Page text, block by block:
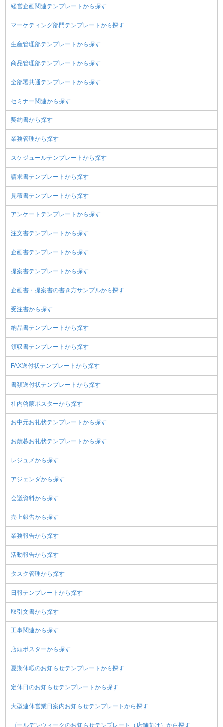
経営企画関連テンプレートから探す
マーケティング部門テンプレートから探す
生産管理部テンプレートから探す
商品管理部テンプレートから探す
全部署共通テンプレートから探す
セミナー関連から探す
契約書から探す
業務管理から探す
スケジュールテンプレートから探す
請求書テンプレートから探す
見積書テンプレートから探す
アンケートテンプレートから探す
注文書テンプレートから探す
企画書テンプレートから探す
提案書テンプレートから探す
企画書・提案書の書き方サンプルから探す
受注書から探す
納品書テンプレートから探す
領収書テンプレートから探す
FAX送付状テンプレートから探す
書類送付状テンプレートから探す
社内啓蒙ポスターから探す
お中元お礼状テンプレートから探す
お歳暮お礼状テンプレートから探す
レジュメから探す
アジェンダから探す
会議資料から探す
売上報告から探す
業務報告から探す
活動報告から探す
タスク管理から探す
日報テンプレートから探す
取引文書から探す
工事関連から探す
店頭ポスターから探す
夏期休暇のお知らせテンプレートから探す
定休日のお知らせテンプレートから探す
大型連休営業日案内お知らせテンプレートから探す
ゴールデンウィークのお知らせテンプレート（店舗向け）から探す